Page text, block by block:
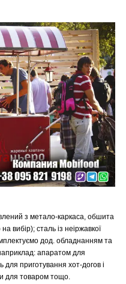
з метало-каркаса, обшита
вибір); сталь із неіржавкої
дод. обладнанням та
апаратом для
для приготування хот-догов і
для товаром тощо.